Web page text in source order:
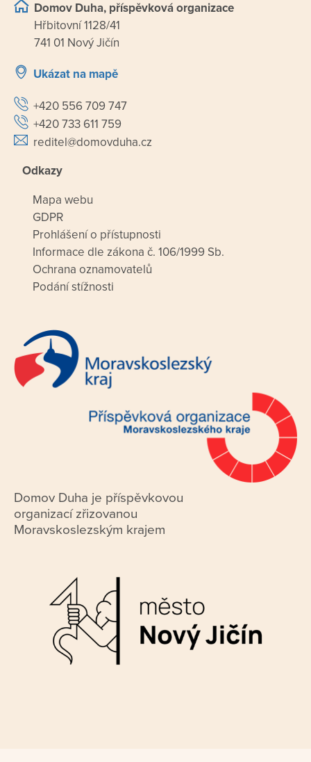
Domov Duha, příspěvková organizace
Hřbitovní 1128/41
741 01 Nový Jičín
Ukázat na mapě
+420 556 709 747
+420 733 611 759
reditel@domovduha.cz
Odkazy
Mapa webu
GDPR
Prohlášení o přístupnosti
Informace dle zákona č. 106/1999 Sb.
Ochrana oznamovatelů
Podání stížnosti
Domov Duha je příspěvkovou
organizací zřizovanou
Moravskoslezským krajem